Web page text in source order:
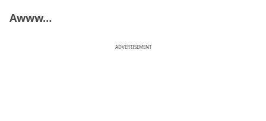
Awww…
ADVERTISEMENT